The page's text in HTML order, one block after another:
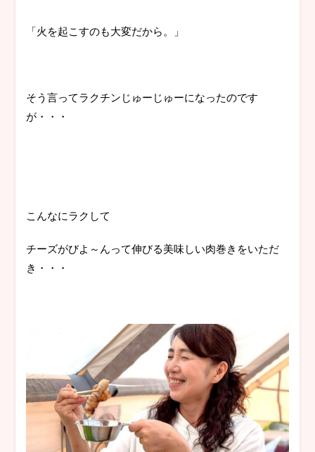
「火を起こすのも大変だから。」
そう言ってラクチンじゅーじゅーになったのです
が・・・
こんなにラクして
チーズがびよ～んって伸びる美味しい肉巻きをいただ
き・・・